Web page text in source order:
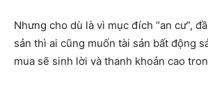
Nhưng cho dù là vì mục đích “an cư”,
sản thì ai cũng muốn tài sản bất động
mua sẽ sinh lời và thanh khoản cao